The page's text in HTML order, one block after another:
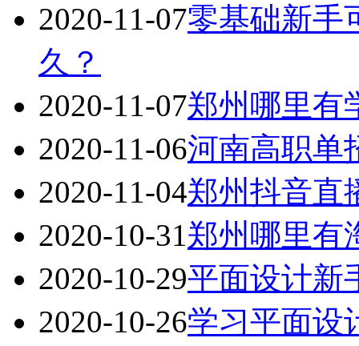
2020-11-07零基础新手
久？
2020-11-07郑州哪里有
2020-11-06河南高职单
2020-11-04郑州抖音直
2020-10-31郑州哪里有
2020-10-29平面设计新
2020-10-26学习平面设